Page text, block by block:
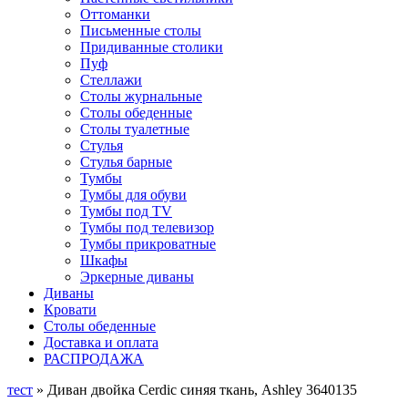
Оттоманки
Письменные столы
Придиванные столики
Пуф
Стеллажи
Столы журнальные
Столы обеденные
Столы туалетные
Стулья
Стулья барные
Тумбы
Тумбы для обуви
Тумбы под TV
Тумбы под телевизор
Тумбы прикроватные
Шкафы
Эркерные диваны
Диваны
Кровати
Столы обеденные
Доставка и оплата
РАСПРОДАЖА
тест » Диван двойка Cerdic синяя ткань, Ashley 3640135